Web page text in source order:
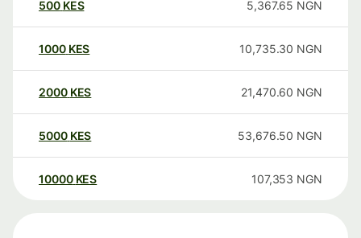
500 KES 5,367.65 NGN
1000 KES 10,735.30 NGN
2000 KES 21,470.60 NGN
5000 KES 53,676.50 NGN
10000 KES 107,353 NGN